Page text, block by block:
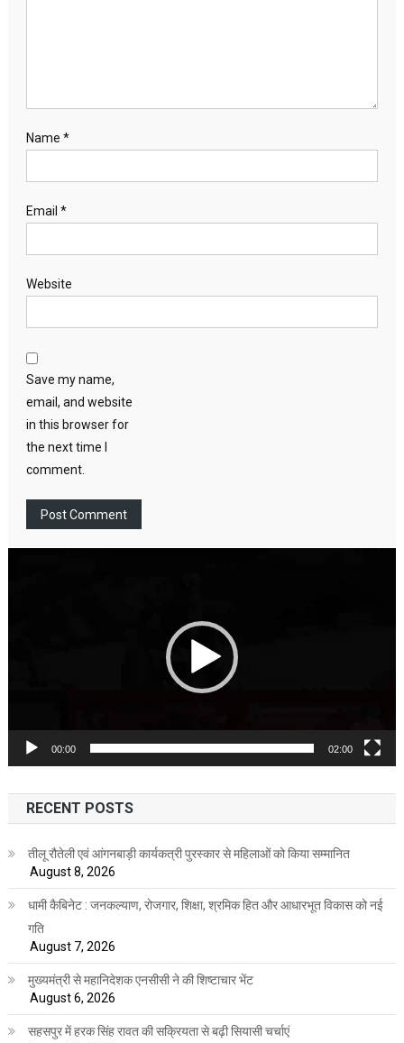
Name *
Email *
Website
Save my name,
email, and website
in this browser for
the next time I
comment.
00:00 02:00
RECENT POSTS
तीलू रौतेली एवं आंगनबाड़ी कार्यकत्री पुरस्कार से महिलाओं को किया सम्मानित
August 8, 2026
धामी कैबिनेट : जनकल्याण, रोजगार, शिक्षा, श्रमिक हित और आधारभूत विकास को नई
गति
August 7, 2026
मुख्यमंत्री से महानिदेशक एनसीसी ने की शिष्टाचार भेंट
August 6, 2026
सहसपुर में हरक सिंह रावत की सक्रियता से बढ़ी सियासी चर्चाएं